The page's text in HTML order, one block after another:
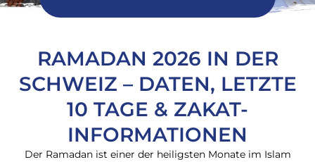
RAMADAN 2026 IN DER
SCHWEIZ – DATEN, LETZTE
10 TAGE & ZAKAT-
INFORMATIONEN
Der Ramadan ist einer der heiligsten Monate im Islam